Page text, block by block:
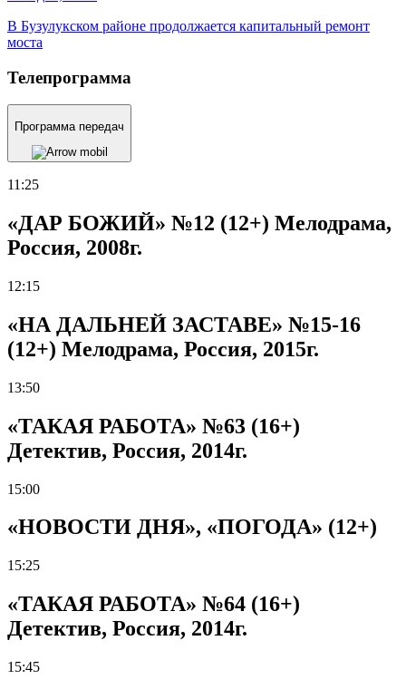
В Бузулукском районе продолжается капитальный ремонт
моста
Телепрограмма
Программа передач
11:25
«ДАР БОЖИЙ» №12 (12+) Мелодрама,
Россия, 2008г.
12:15
«НА ДАЛЬНЕЙ ЗАСТАВЕ» №15-16
(12+) Мелодрама, Россия, 2015г.
13:50
«ТАКАЯ РАБОТА» №63 (16+)
Детектив, Россия, 2014г.
15:00
«НОВОСТИ ДНЯ», «ПОГОДА» (12+)
15:25
«ТАКАЯ РАБОТА» №64 (16+)
Детектив, Россия, 2014г.
15:45